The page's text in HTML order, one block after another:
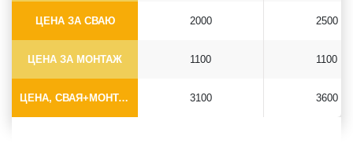
ЦЕНА ЗА СВАЮ
ЦЕНА ЗА МОНТАЖ
ЦЕНА, СВАЯ+МОНТАЖ (БЕЗ ОГОЛОВКА)
2000
1100
3100
2500
1100
3600